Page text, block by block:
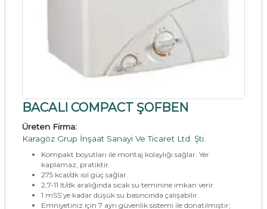
BACALI COMPACT ŞOFBEN
Üreten Firma:
Karagöz Grup İnşaat Sanayi Ve Ticaret Ltd. Şti.
Kompakt boyutları ile montaj kolaylığı sağlar. Yer
kaplamaz, pratiktir.
275 kcal/dk ısıl güç sağlar.
2,7-11 lt/dk aralığında sıcak su teminine imkan verir.
1 mSS’ye kadar düşük su basıncında çalışabilir.
Emniyetiniz için 7 ayrı güvenlik sistemi ile donatılmıştır;